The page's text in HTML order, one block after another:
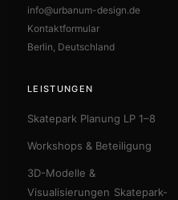
info@urbanum-design.de
Kontaktformular
Berlin, Deutschland
LEISTUNGEN
Skatepark Planung LP 1–8
Workshops & Beteiligung
3D-Modelle &
Visualisierungen Skatepark-